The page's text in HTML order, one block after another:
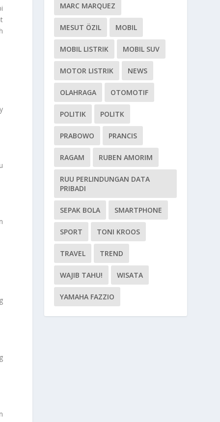
MARC MARQUEZ
MESUT ÖZIL MOBIL
MOBIL LISTRIK MOBIL SUV
MOTOR LISTRIK NEWS
OLAHRAGA OTOMOTIF
POLITIK POLITK
PRABOWO PRANCIS
RAGAM RUBEN AMORIM
RUU PERLINDUNGAN DATA
PRIBADI
SEPAK BOLA SMARTPHONE
SPORT TONI KROOS
TRAVEL TREND
WAJIB TAHU! WISATA
YAMAHA FAZZIO